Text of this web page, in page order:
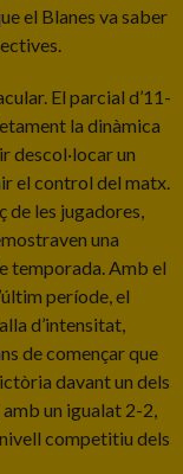
el Blanes va saber
El parcial d’11-
la dinàmica
descol·locar un
el control del matx.
de les jugadores,
una
temporada. Amb el
període, el
d’intensitat,
de començar que
davant un dels
un igualat 2-2,
competitiu dels